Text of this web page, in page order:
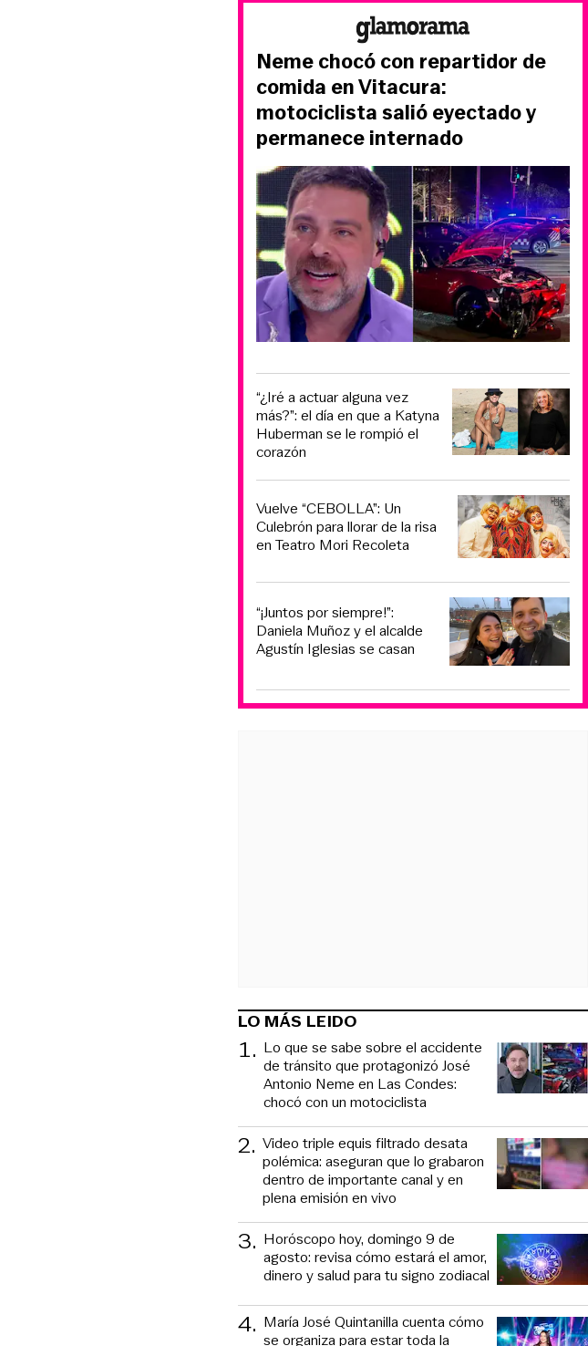
Neme chocó con repartidor de
comida en Vitacura:
motociclista salió eyectado y
permanece internado
“¿Iré a actuar alguna vez
más?”: el día en que a Katyna
Huberman se le rompió el
corazón
Vuelve “CEBOLLA”: Un
Culebrón para llorar de la risa
en Teatro Mori Recoleta
“¡Juntos por siempre!”:
Daniela Muñoz y el alcalde
Agustín Iglesias se casan
LO MÁS LEIDO
1. Lo que se sabe sobre el accidente
de tránsito que protagonizó José
Antonio Neme en Las Condes:
chocó con un motociclista
2. Video triple equis filtrado desata
polémica: aseguran que lo grabaron
dentro de importante canal y en
plena emisión en vivo
3. Horóscopo hoy, domingo 9 de
agosto: revisa cómo estará el amor,
dinero y salud para tu signo zodiacal
4. María José Quintanilla cuenta cómo
se organiza para estar toda la